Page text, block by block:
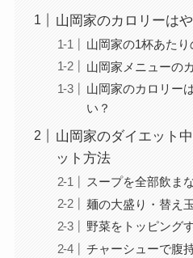
山岡家のカロリーは
山岡家の1杯あた
山岡家メニューの
山岡家のカロリー
い？
山岡家のダイエット
ット方法
スープを全部飲ま
麺の大盛り・替え
野菜をトッピング
チャーシューで腹